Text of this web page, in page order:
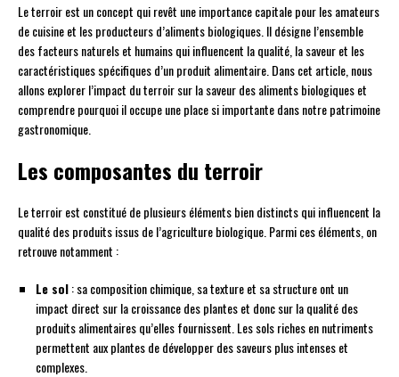
Le terroir est un concept qui revêt une importance capitale pour les amateurs
de cuisine et les producteurs d’aliments biologiques. Il désigne l’ensemble
des facteurs naturels et humains qui influencent la qualité, la saveur et les
caractéristiques spécifiques d’un produit alimentaire. Dans cet article, nous
allons explorer l’impact du terroir sur la saveur des aliments biologiques et
comprendre pourquoi il occupe une place si importante dans notre patrimoine
gastronomique.
Les composantes du terroir
Le terroir est constitué de plusieurs éléments bien distincts qui influencent la
qualité des produits issus de l’agriculture biologique. Parmi ces éléments, on
retrouve notamment :
Le sol: sa composition chimique, sa texture et sa structure ont un
impact direct sur la croissance des plantes et donc sur la qualité des
produits alimentaires qu’elles fournissent. Les sols riches en nutriments
permettent aux plantes de développer des saveurs plus intenses et
complexes.